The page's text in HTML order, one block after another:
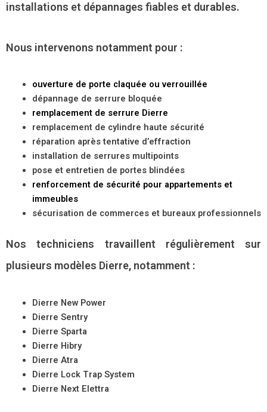
installations et dépannages fiables et durables.
Nous intervenons notamment pour :
ouverture de porte claquée ou verrouillée
dépannage de serrure bloquée
remplacement de serrure Dierre
remplacement de cylindre haute sécurité
réparation après tentative d’effraction
installation de serrures multipoints
pose et entretien de portes blindées
renforcement de sécurité pour appartements et
immeubles
sécurisation de commerces et bureaux professionnels
Nos techniciens travaillent régulièrement sur
plusieurs modèles Dierre, notamment :
Dierre New Power
Dierre Sentry
Dierre Sparta
Dierre Hibry
Dierre Atra
Dierre Lock Trap System
Dierre Next Elettra